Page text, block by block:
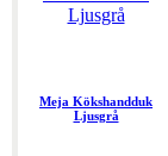
Meja Kökshandduk
Ljusgrå